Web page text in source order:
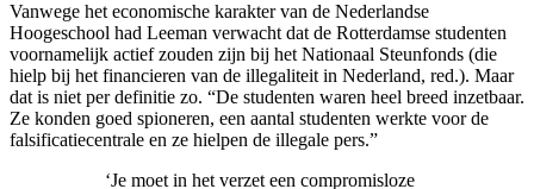
Vanwege het economische karakter van de Nederlandse
Hoogeschool had Leeman verwacht dat de Rotterdamse studenten
voornamelijk actief zouden zijn bij het Nationaal Steunfonds (die
hielp bij het financieren van de illegaliteit in Nederland, red.). Maar
dat is niet per definitie zo. “De studenten waren heel breed inzetbaar.
Ze konden goed spioneren, een aantal studenten werkte voor de
falsificatiecentrale en ze hielpen de illegale pers.”
‘Je moet in het verzet een compromisloze